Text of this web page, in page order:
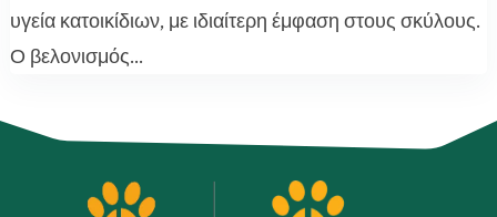
υγεία κατοικίδιων, με ιδιαίτερη έμφαση στους σκύλους.
Ο βελονισμός...